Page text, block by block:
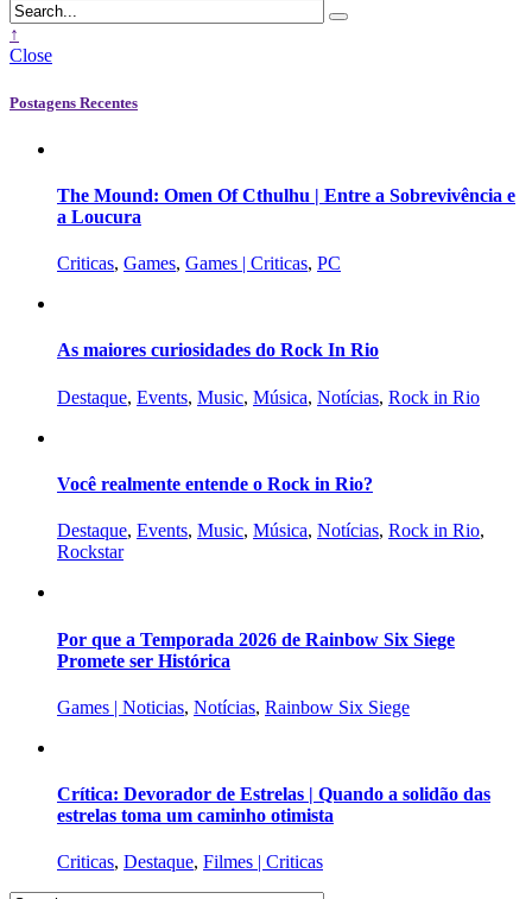
↑
Close
Postagens Recentes
The Mound: Omen Of Cthulhu | Entre a Sobrevivência e
a Loucura
Criticas, Games, Games | Criticas, PC
As maiores curiosidades do Rock In Rio
Destaque, Events, Music, Música, Notícias, Rock in Rio
Você realmente entende o Rock in Rio?
Destaque, Events, Music, Música, Notícias, Rock in Rio,
Rockstar
Por que a Temporada 2026 de Rainbow Six Siege
Promete ser Histórica
Games | Noticias, Notícias, Rainbow Six Siege
Crítica: Devorador de Estrelas | Quando a solidão das
estrelas toma um caminho otimista
Criticas, Destaque, Filmes | Criticas